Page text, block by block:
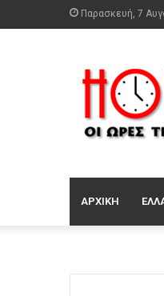
Παρασκευή, 7
ΑΡΧΙΚΉ